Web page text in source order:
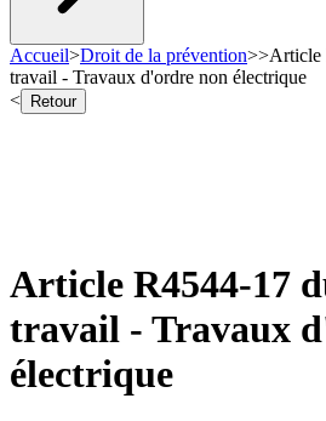
Accueil>Droit de la prévention>>Article
travail - Travaux d'ordre non électrique
<
Retour
Article R4544-17
travail - Travaux
électrique